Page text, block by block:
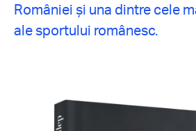
României și una dintre cele
ale sportului românesc.